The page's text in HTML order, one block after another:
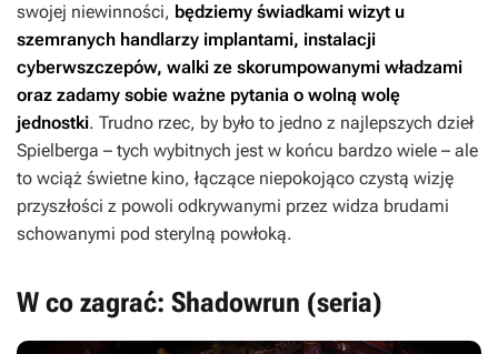
swojej niewinności, będziemy świadkami wizyt u
szemranych handlarzy implantami, instalacji
cyberwszczepów, walki ze skorumpowanymi władzami
oraz zadamy sobie ważne pytania o wolną wolę
jednostki. Trudno rzec, by było to jedno z najlepszych dzieł
Spielberga – tych wybitnych jest w końcu bardzo wiele – ale
to wciąż świetne kino, łączące niepokojąco czystą wizję
przyszłości z powoli odkrywanymi przez widza brudami
schowanymi pod sterylną powłoką.
W co zagrać: Shadowrun (seria)